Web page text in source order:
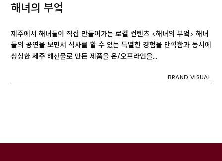
해녀의 부엌
제주에서 해녀들이 직접 만들어가는 로컬 컨텐츠 <해녀의 부엌> 해녀
들의 공연을 보면서 식사를 할 수 있는 특별한 경험을 만끽함과 동시에
싱싱한 제주 해산물로 만든 제품을 온/오프라인을…
BRAND VISUAL